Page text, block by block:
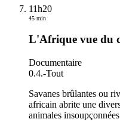
11h20
45 min
L'Afrique vue du
Documentaire
0.4.-Tout
Savanes brûlantes ou
africain abrite une
animales